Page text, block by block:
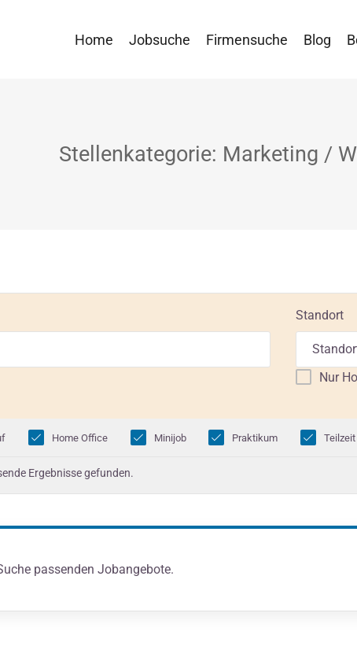
Home Jobsuche Firmensuche Blog
Stellenkategorie: Marketing /
Standort
Nur
Home Office Minijob Praktikum Teilzeit
Ergebnisse gefunden.
passenden Jobangebote.